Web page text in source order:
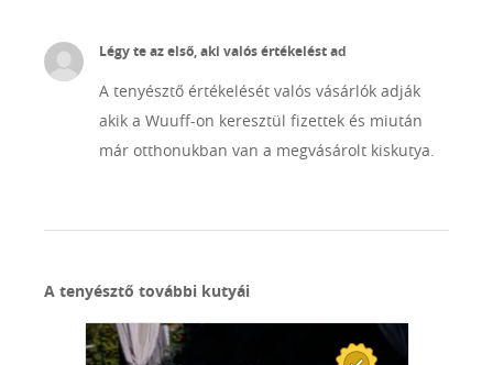
Légy te az első, aki valós értékelést ad
A tenyésztő értékelését valós vásárlók adják
akik a Wuuff-on keresztül fizettek és miután
már otthonukban van a megvásárolt kiskutya.
A tenyésztő további kutyái